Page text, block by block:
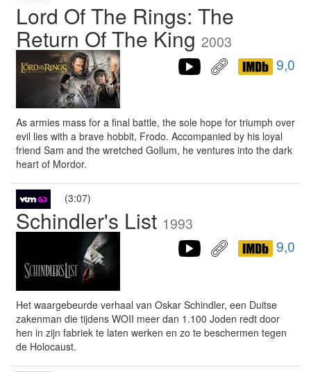
Lord Of The Rings: The
Return Of The King 2003
9,0
As armies mass for a final battle, the sole hope for triumph over
evil lies with a brave hobbit, Frodo. Accompanied by his loyal
friend Sam and the wretched Gollum, he ventures into the dark
heart of Mordor.
(3:07)
Schindler's List 1993
9,0
Het waargebeurde verhaal van Oskar Schindler, een Duitse
zakenman die tijdens WOII meer dan 1.100 Joden redt door
hen in zijn fabriek te laten werken en zo te beschermen tegen
de Holocaust.